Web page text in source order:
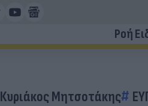
Ροή
Κυριάκος Μητσοτάκης